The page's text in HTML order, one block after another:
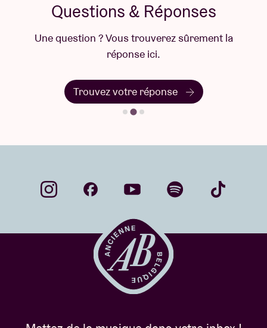
Questions & Réponses
Une question ? Vous trouverez sûrement la
réponse ici.
Trouvez votre réponse